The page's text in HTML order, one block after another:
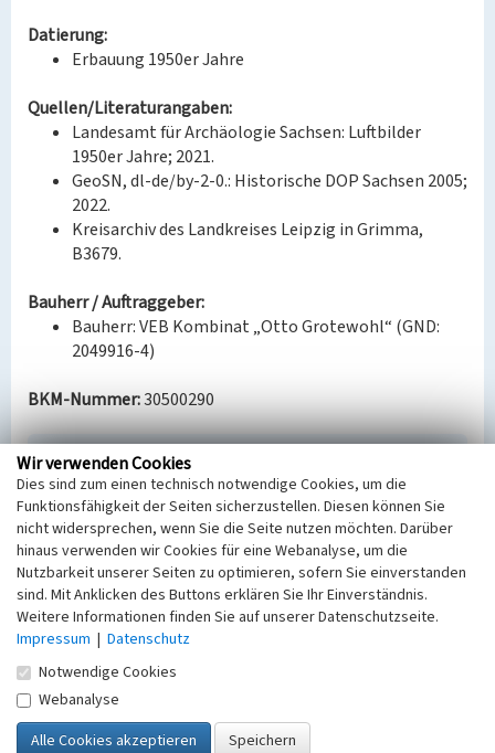
Datierung:
Erbauung 1950er Jahre
Quellen/Literaturangaben:
Landesamt für Archäologie Sachsen: Luftbilder
1950er Jahre; 2021.
GeoSN, dl-de/by-2-0.: Historische DOP Sachsen 2005;
2022.
Kreisarchiv des Landkreises Leipzig in Grimma,
B3679.
Bauherr / Auftraggeber:
Bauherr: VEB Kombinat „Otto Grotewohl“ (GND:
2049916-4)
BKM-Nummer:30500290
Fahrradschuppen (ehem. Tagesanlagen
Großdeuben)
Schlagwörter
Tagesanlage Schuppen (Bauwerk)
Ort
Großdeuben
Fachsicht(en)
Denkmalpflege
Erfassungsmaßstab
Keine Angabe
Erfassungsmethode
Übernahme aus externer Fachdatenbank
Wir verwenden Cookies
Dies sind zum einen technisch notwendige Cookies, um die
Funktionsfähigkeit der Seiten sicherzustellen. Diesen können Sie
nicht widersprechen, wenn Sie die Seite nutzen möchten. Darüber
hinaus verwenden wir Cookies für eine Webanalyse, um die
Nutzbarkeit unserer Seiten zu optimieren, sofern Sie einverstanden
sind. Mit Anklicken des Buttons erklären Sie Ihr Einverständnis.
Weitere Informationen finden Sie auf unserer Datenschutzseite.
Impressum | Datenschutz
Notwendige Cookies
Webanalyse